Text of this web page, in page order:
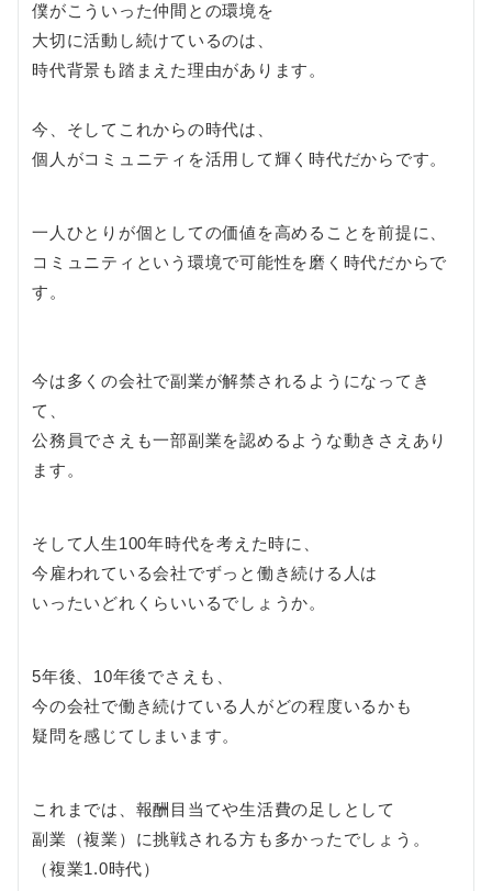
僕がこういった仲間との環境を
大切に活動し続けているのは、
時代背景も踏まえた理由があります。
今、そしてこれからの時代は、
個人がコミュニティを活用して輝く時代だからです。
一人ひとりが個としての価値を高めることを前提に、
コミュニティという環境で可能性を磨く時代だからで
す。
今は多くの会社で副業が解禁されるようになってき
て、
公務員でさえも一部副業を認めるような動きさえあり
ます。
そして人生100年時代を考えた時に、
今雇われている会社でずっと働き続ける人は
いったいどれくらいいるでしょうか。
5年後、10年後でさえも、
今の会社で働き続けている人がどの程度いるかも
疑問を感じてしまいます。
これまでは、報酬目当てや生活費の足しとして
副業（複業）に挑戦される方も多かったでしょう。
（複業1.0時代）